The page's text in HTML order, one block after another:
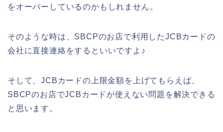
をオーバーしているのかもしれません。
そのような時は、SBCPのお店で利用したJCBカードの
会社に直接連絡をするといいですよ♪
そして、JCBカードの上限金額を上げてもらえば、
SBCPのお店でJCBカードが使えない問題を解決できる
と思います。